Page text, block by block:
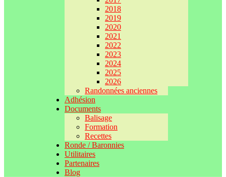
2018
2019
2020
2021
2022
2023
2024
2025
2026
Randonnées anciennes
Adhésion
Documents
Balisage
Formation
Recettes
Ronde / Baronnies
Utilitaires
Partenaires
Blog